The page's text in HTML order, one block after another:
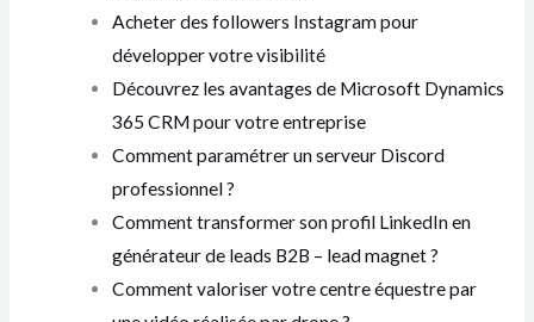
Acheter des followers Instagram pour
développer votre visibilité
Découvrez les avantages de Microsoft Dynamics
365 CRM pour votre entreprise
Comment paramétrer un serveur Discord
professionnel ?
Comment transformer son profil LinkedIn en
générateur de leads B2B – lead magnet ?
Comment valoriser votre centre équestre par